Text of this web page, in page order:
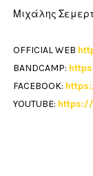
Μιχάλης
OFFICIAL WEB
BANDCAMP:
FACEBOOK:
YOUTUBE: